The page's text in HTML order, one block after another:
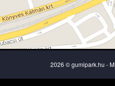
2026 © gumipark.hu -